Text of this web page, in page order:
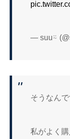
— suu⍨
そうなん
私がよく購